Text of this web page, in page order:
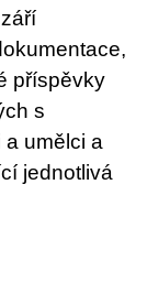
příspěvky
s
umělci a
jednotlivá